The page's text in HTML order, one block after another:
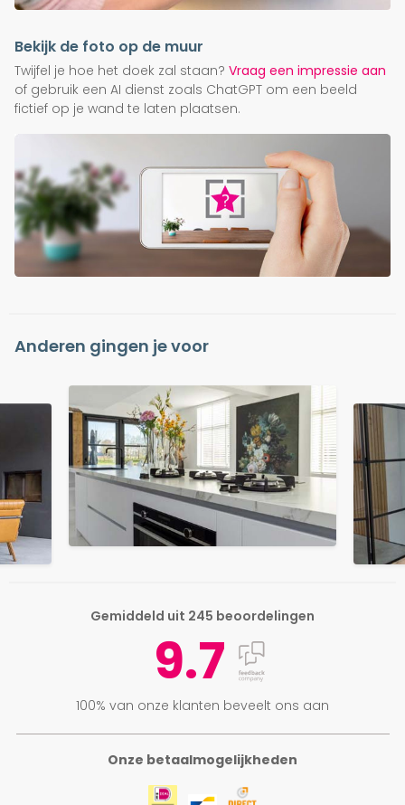
Bekijk de foto op de muur
Twijfel je hoe het doek zal staan? Vraag een impressie aan
of gebruik een AI dienst zoals ChatGPT om een beeld
fictief op je wand te laten plaatsen.
Anderen gingen je voor
Onze betaalmogelijkheden
Gemiddeld uit 245 beoordelingen
9.7
100% van onze klanten beveelt ons aan